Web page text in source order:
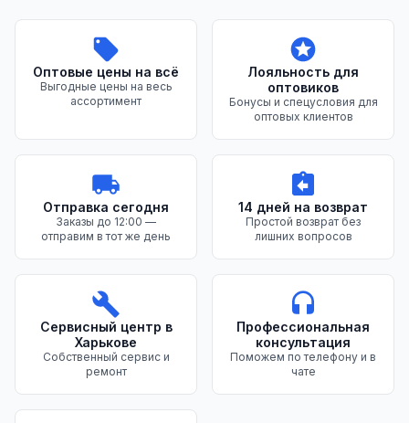
Преимущества нашего магазина
Оптовые цены на всё
Выгодные цены на весь
ассортимент
Лояльность для
оптовиков
Бонусы и спецусловия для
оптовых клиентов
Отправка сегодня
Заказы до 12:00 —
отправим в тот же день
14 дней на возврат
Простой возврат без
лишних вопросов
Сервисный центр в
Харькове
Собственный сервис и
ремонт
Профессиональная
консультация
Поможем по телефону и в
чате